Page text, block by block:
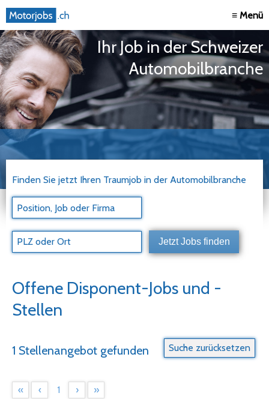
≡ Menü
Ihr Job in der Schweizer
Automobilbranche
Finden Sie jetzt Ihren Traumjob in der Automobilbranche
Offene Disponent-Jobs und -
Stellen
1 Stellenangebot gefunden
« ‹ 1 › »